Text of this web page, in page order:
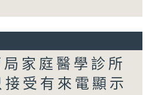
家庭醫學診所
受有來電顯示